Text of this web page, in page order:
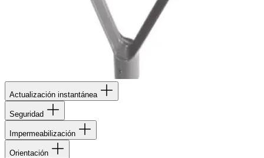
Actualización instantánea
Seguridad
Impermeabilización
Orientación